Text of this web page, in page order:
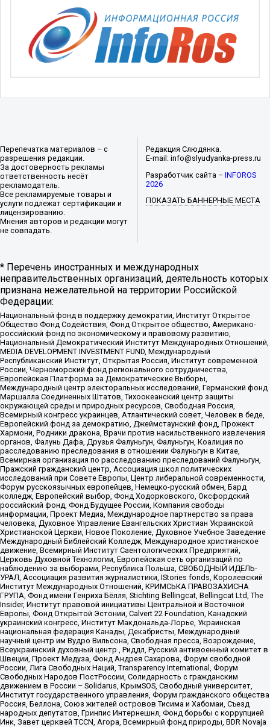
Перепечатка материалов – с
разрешения редакции.
За достоверность рекламы
ответственность несёт
рекламодатель.
Все рекламируемые товары и
услуги подлежат сертификации и
лицензированию.
Мнения авторов и редакции могут
не совпадать.
Редакция Слюдянка.
E-mail: info@slyudyanka-press.ru
Разработчик сайта –INFOROS
2026
ПОКАЗАТЬ БАННЕРНЫЕ МЕСТА
* Перечень иностранных и международных
неправительственных организаций, деятельность которых
признана нежелательной на территории Российской
Федерации:
Национальный фонд в поддержку демократии, Институт Открытое
Общество Фонд Содействия, Фонд Открытое общество, Американо-
российский фонд по экономическому и правовому развитию,
Национальный Демократический Институт Международных Отношений,
MEDIA DEVELOPMENT INVESTMENT FUND, Международный
Республиканский Институт, Открытая Россия, Институт современной
России, Черноморский фонд регионального сотрудничества,
Европейская Платформа за Демократические Выборы,
Международный центр электоральных исследований, Германский фонд
Маршалла Соединенных Штатов, Тихоокеанский центр защиты
окружающей среды и природных ресурсов, Свободная Россия,
Всемирный конгресс украинцев, Атлантический совет, Человек в беде,
Европейский фонд за демократию, Джеймстаунский фонд, Прожект
Хармони, Родники дракона, Врачи против насильственного извлечения
органов, Фалунь Дафа, Друзья Фалуньгун, Фалуньгун, Коалиция по
расследованию преследования в отношении Фалуньгун в Китае,
Всемирная организация по расследованию преследований Фалуньгун,
Пражский гражданский центр, Ассоциация школ политических
исследований при Совете Европы, Центр либеральной современности,
Форум русскоязычных европейцев, Немецко-русский обмен, Бард
колледж, Европейский выбор, Фонд Ходорковского, Оксфордский
российский фонд, Фонд Будущее России, Компания свободы
информации, Проект Медиа, Международное партнерство за права
человека, Духовное Управление Евангельских Христиан Украинской
Христианской Церкви, Новое Поколение, Духовное Учебное Заведение
Международный Библейский Колледж, Международное христианское
движение, Всемирный Институт Саентологических Предприятий,
Церковь Духовной Технологии, Европейская сеть организаций по
наблюдению за выборами, Республика Польша, СВОБОДНЫЙ ИДЕЛЬ-
УРАЛ, Ассоциация развития журналистики, IStories fonds, Королевский
Институт Международных Отношений, КРИМСЬКА ПРАВОЗАХИСНА
ГРУПА, Фонд имени Генриха Бёлля, Stichting Bellingcat, Bellingcat Ltd, The
Insider, Институт правовой инициативы Центральной и Восточной
Европы, Фонд Открытой Эстонии, Calvert 22 Foundation, Канадский
украинский конгресс, Институт Макдональда-Лорье, Украинская
национальная федерация Канады, Декабристы, Международный
научный центр им Вудро Вильсона, Свободная пресса, Возрождение,
Всеукраинский духовный центр , Риддл, Русский антивоенный комитет в
Швеции, Проект Медуза, Фонд Андрея Сахарова, Форум свободной
России, Лига Свободных Наций, Transparеncy International, Форум
Свободных Народов ПостРоссии, Солидарность с гражданским
движением в России – Solidarus, КрымSOS, Свободный университет,
Институт государственного управления, Форум гражданского общества
Россия, Беллона, Союз жителей островов Тисима и Хабомаи, Съезд
народных депутатов, Гринпис Интернешнл, Фонд борьбы с коррупцией
Инк, Завет церквей TCCN, Агора, Всемирный фонд природы, BDR Novaja